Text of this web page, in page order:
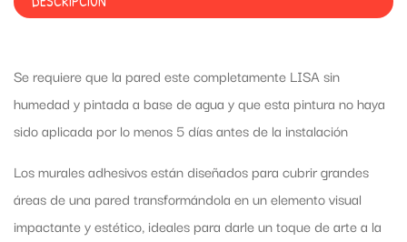
Se requiere que la pared este completamente LISA sin
humedad y pintada a base de agua y que esta pintura no haya
sido aplicada por lo menos 5 días antes de la instalación
Los murales adhesivos están diseñados para cubrir grandes
áreas de una pared transformándola en un elemento visual
impactante y estético, ideales para darle un toque de arte a la